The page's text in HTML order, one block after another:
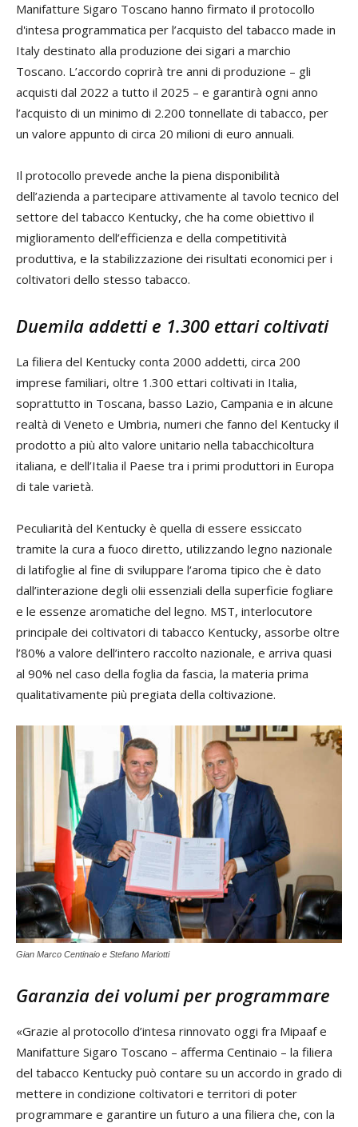
Manifatture Sigaro Toscano hanno firmato il protocollo
d'intesa programmatica per l’acquisto del tabacco made in
Italy destinato alla produzione dei sigari a marchio
Toscano. L’accordo coprirà tre anni di produzione – gli
acquisti dal 2022 a tutto il 2025 – e garantirà ogni anno
l’acquisto di un minimo di 2.200 tonnellate di tabacco, per
un valore appunto di circa 20 milioni di euro annuali.
Il protocollo prevede anche la piena disponibilità
dell’azienda a partecipare attivamente al tavolo tecnico del
settore del tabacco Kentucky, che ha come obiettivo il
miglioramento dell’efficienza e della competitività
produttiva, e la stabilizzazione dei risultati economici per i
coltivatori dello stesso tabacco.
Duemila addetti e 1.300 ettari coltivati
La filiera del Kentucky conta 2000 addetti, circa 200
imprese familiari, oltre 1.300 ettari coltivati in Italia,
soprattutto in Toscana, basso Lazio, Campania e in alcune
realtà di Veneto e Umbria, numeri che fanno del Kentucky il
prodotto a più alto valore unitario nella tabacchicoltura
italiana, e dell’Italia il Paese tra i primi produttori in Europa
di tale varietà.
Peculiarità del Kentucky è quella di essere essiccato
tramite la cura a fuoco diretto, utilizzando legno nazionale
di latifoglie al fine di sviluppare l‘aroma tipico che è dato
dall’interazione degli olii essenziali della superficie fogliare
e le essenze aromatiche del legno. MST, interlocutore
principale dei coltivatori di tabacco Kentucky, assorbe oltre
l’80% a valore dell’intero raccolto nazionale, e arriva quasi
al 90% nel caso della foglia da fascia, la materia prima
qualitativamente più pregiata della coltivazione.
Gian Marco Centinaio e Stefano Mariotti
Garanzia dei volumi per programmare
«Grazie al protocollo d’intesa rinnovato oggi fra Mipaaf e
Manifatture Sigaro Toscano – afferma Centinaio – la filiera
del tabacco Kentucky può contare su un accordo in grado di
mettere in condizione coltivatori e territori di poter
programmare e garantire un futuro a una filiera che, con la